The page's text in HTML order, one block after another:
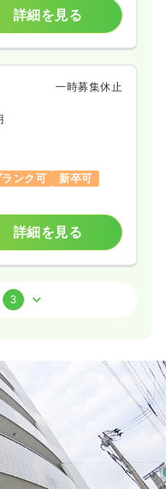
詳細を見る
一時募集休止
ランク可
新卒可
詳細を見る
上可
詳細を見る
3